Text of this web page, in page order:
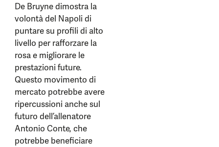
De Bruyne dimostra la
volontà del Napoli di
puntare su profili di alto
livello per rafforzare la
rosa e migliorare le
prestazioni future.
Questo movimento di
mercato potrebbe avere
ripercussioni anche sul
futuro dell’allenatore
Antonio Conte, che
potrebbe beneficiare